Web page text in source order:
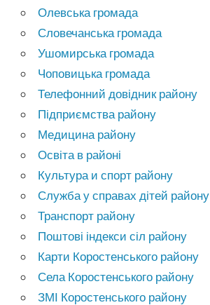
Олевська громада
Словечанська громада
Ушомирська громада
Чоповицька громада
Телефонний довідник району
Підприємства району
Медицина району
Освіта в районі
Культура и спорт району
Служба у справах дітей району
Транспорт району
Поштові індекси сіл району
Карти Коростенського району
Села Коростенського району
ЗМІ Коростенського району